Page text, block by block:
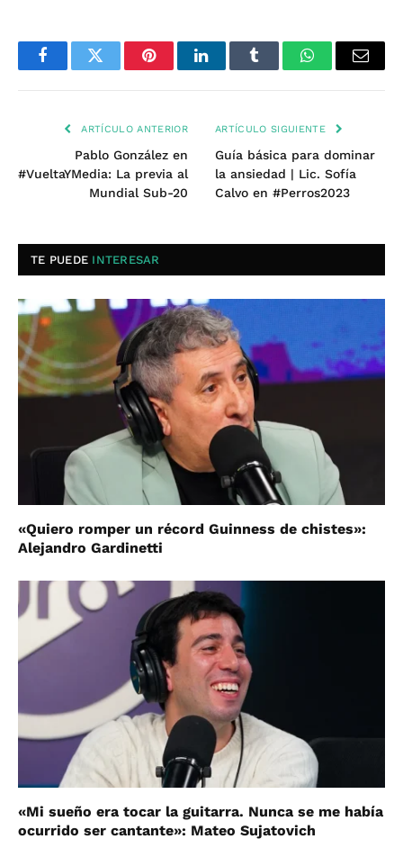
FacebookTwitter PinterestLinkedInTumblr WhatsAppEmail
ARTÍCULO ANTERIOR
Pablo González en
#VueltaYMedia: La previa al
Mundial Sub-20
ARTÍCULO SIGUIENTE
Guía básica para dominar
la ansiedad | Lic. Sofía
Calvo en #Perros2023
TE PUEDE INTERESAR
«Quiero romper un récord Guinness de chistes»:
Alejandro Gardinetti
«Mi sueño era tocar la guitarra. Nunca se me había
ocurrido ser cantante»: Mateo Sujatovich